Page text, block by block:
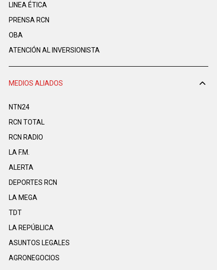
LINEA ÉTICA
PRENSA RCN
OBA
ATENCIÓN AL INVERSIONISTA
MEDIOS ALIADOS
NTN24
RCN TOTAL
RCN RADIO
LA F.M.
ALERTA
DEPORTES RCN
LA MEGA
TDT
LA REPÚBLICA
ASUNTOS LEGALES
AGRONEGOCIOS